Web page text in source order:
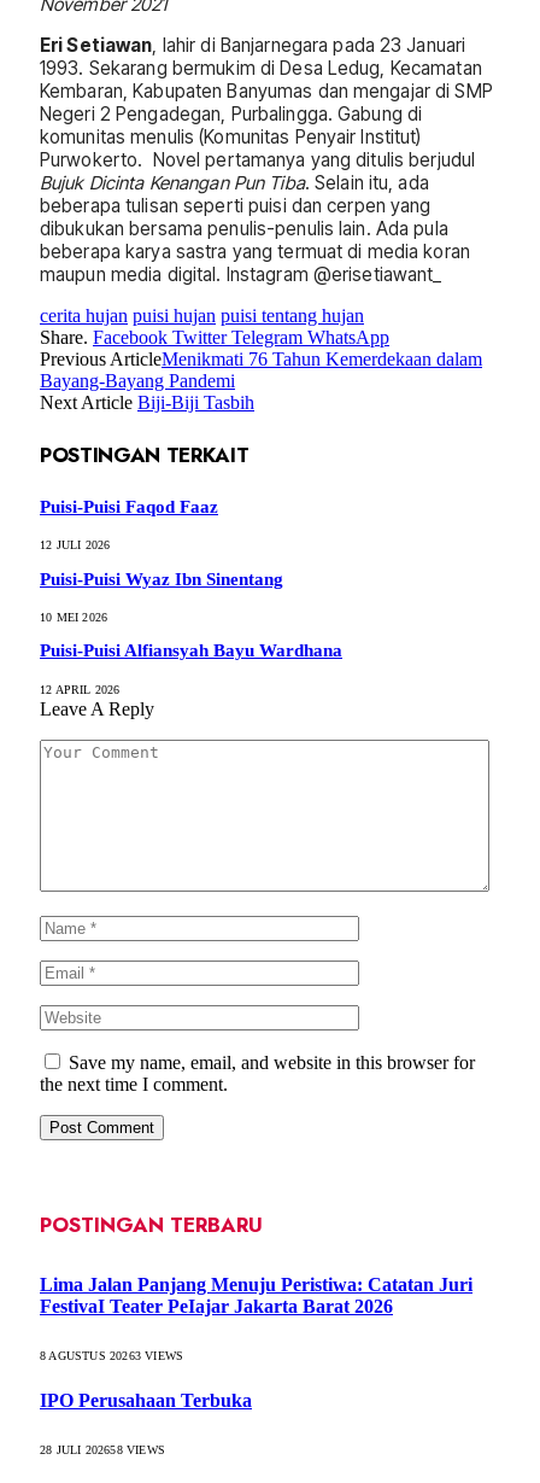
Eri Setiawan, lahir di Banjarnegara pada 23 Januari
1993. Sekarang bermukim di Desa Ledug, Kecamatan
Kembaran, Kabupaten Banyumas dan mengajar di SMP
Negeri 2 Pengadegan, Purbalingga. Gabung di
komunitas menulis (Komunitas Penyair Institut)
Purwokerto. Novel pertamanya yang ditulis berjudul
Bujuk Dicinta Kenangan Pun Tiba. Selain itu, ada
beberapa tulisan seperti puisi dan cerpen yang
dibukukan bersama penulis-penulis lain. Ada pula
beberapa karya sastra yang termuat di media koran
maupun media digital. Instagram @erisetiawant_
cerita hujan puisi hujan puisi tentang hujan
Share. Facebook Twitter Telegram WhatsApp
Previous ArticleMenikmati 76 Tahun Kemerdekaan dalam
Bayang-Bayang Pandemi
Next Article Biji-Biji Tasbih
POSTINGAN TERKAIT
Puisi-Puisi Faqod Faaz
12 JULI 2026
Puisi-Puisi Wyaz Ibn Sinentang
10 MEI 2026
Puisi-Puisi Alfiansyah Bayu Wardhana
12 APRIL 2026
Leave A Reply
Save my name, email, and website in this browser for
the next time I comment.
POSTINGAN TERBARU
Lima Jalan Panjang Menuju Peristiwa: Catatan Juri
FestivaI Teater PeIajar Jakarta Barat 2026
8 AGUSTUS 20263VIEWS
IPO Perusahaan Terbuka
28 JULI 202658VIEWS